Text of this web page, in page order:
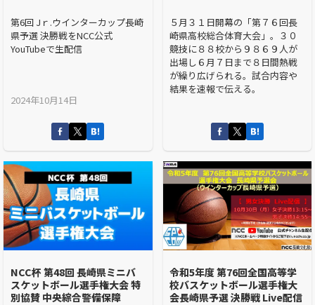
第6回 Jｒ.ウインターカップ長崎
県予選 決勝戦をNCC公式
YouTubeで生配信
2024年10月14日
５月３１日開幕の「第７６回長
崎県高校総合体育大会」。３０
競技に８８校から９８６９人が
出場し６月７日まで８日間熱戦
が繰り広げられる。試合内容や
結果を速報で伝える。
NCC杯 第48回 長崎県ミニバ
スケットボール選手権大会 特
別協賛 中央綜合警備保障
令和5年度 第76回全国高等学
校バスケットボール選手権大
会長崎県予選 決勝戦 Live配信